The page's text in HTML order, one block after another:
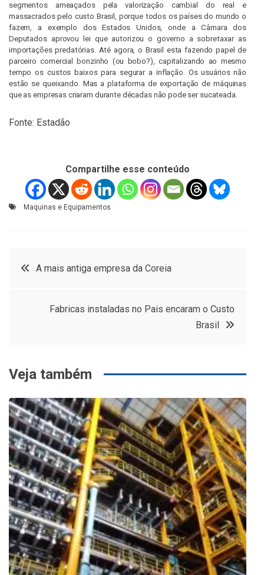
segmentos ameaçados pela valorização cambial do real e
massacrados pelo custo Brasil, porque todos os países do mundo o
fazem, a exemplo dos Estados Unidos, onde a Câmara dos
Deputados aprovou lei que autorizou o governo a sobretaxar as
importações predatórias. Até agora, o Brasil esta fazendo papel de
parceiro comercial bonzinho (ou bobo?), capitalizando ao mesmo
tempo os custos baixos para segurar a inflação. Os usuários não
estão se queixando. Mas a plataforma de exportação de máquinas
que as empresas criaram durante décadas não pode ser sucateada.
Fonte: Estadão
Compartilhe esse conteúdo
Maquinas e Equipamentos
Navegação
A mais antiga empresa da Coreia
Fabricas instaladas no Pais encaram o Custo
Brasil
Veja também